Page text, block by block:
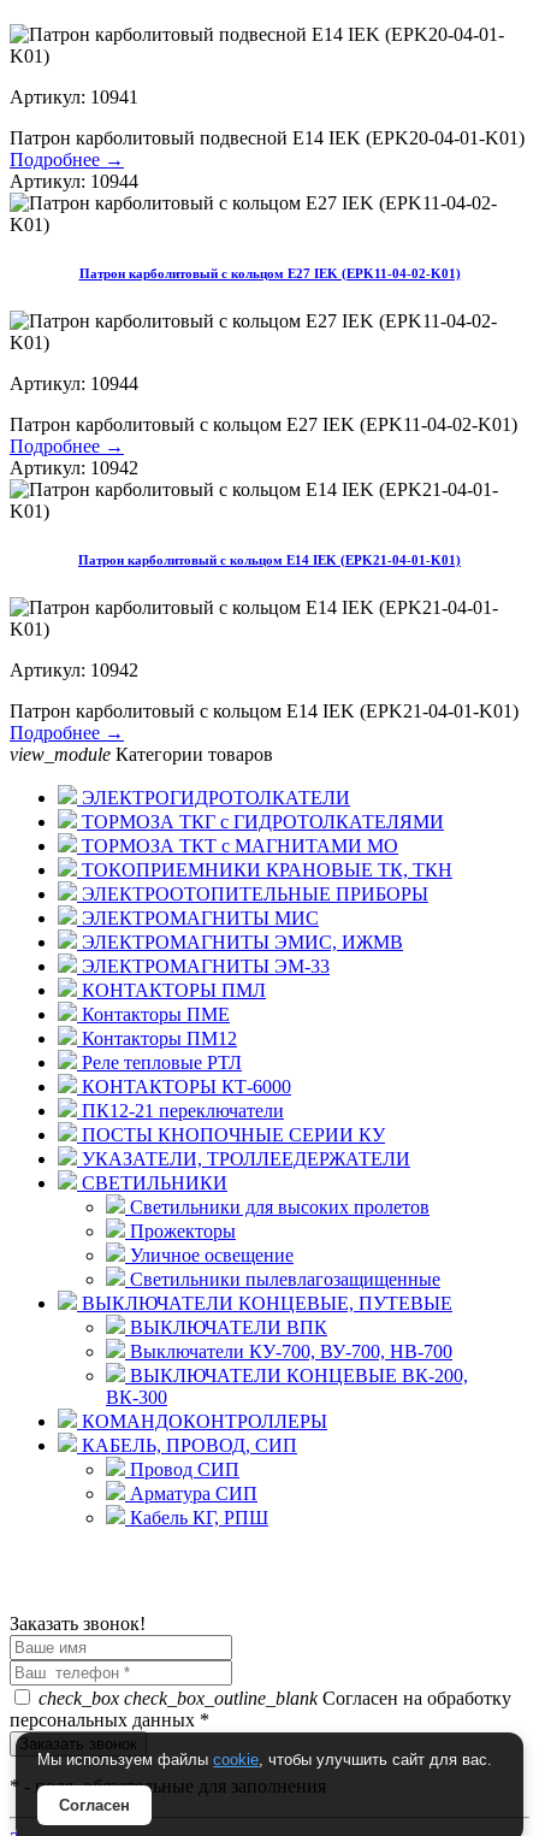
Артикул: 10941
Патрон карболитовый подвесной Е14 IEK (EPK20-04-01-K01)
Подробнее →
Артикул: 10944
Патрон карболитовый с кольцом Е27 IEK (EPK11-04-02-K01)
Артикул: 10944
Патрон карболитовый с кольцом Е27 IEK (EPK11-04-02-K01)
Подробнее →
Артикул: 10942
Патрон карболитовый с кольцом Е14 IEK (EPK21-04-01-K01)
Артикул: 10942
Патрон карболитовый с кольцом Е14 IEK (EPK21-04-01-K01)
Подробнее →
view_module Категории товаров
ЭЛЕКТРОГИДРОТОЛКАТЕЛИ
ТОРМОЗА ТКГ с ГИДРОТОЛКАТЕЛЯМИ
ТОРМОЗА ТКТ с МАГНИТАМИ МО
ТОКОПРИЕМНИКИ КРАНОВЫЕ ТК, ТКН
ЭЛЕКТРООТОПИТЕЛЬНЫЕ ПРИБОРЫ
ЭЛЕКТРОМАГНИТЫ МИС
ЭЛЕКТРОМАГНИТЫ ЭМИС, ИЖМВ
ЭЛЕКТРОМАГНИТЫ ЭМ-33
КОНТАКТОРЫ ПМЛ
Контакторы ПМЕ
Контакторы ПМ12
Реле тепловые РТЛ
КОНТАКТОРЫ КТ-6000
ПК12-21 переключатели
ПОСТЫ КНОПОЧНЫЕ СЕРИИ КУ
УКАЗАТЕЛИ, ТРОЛЛЕЕДЕРЖАТЕЛИ
СВЕТИЛЬНИКИ
Светильники для высоких пролетов
Прожекторы
Уличное освещение
Светильники пылевлагозащищенные
ВЫКЛЮЧАТЕЛИ КОНЦЕВЫЕ, ПУТЕВЫЕ
ВЫКЛЮЧАТЕЛИ ВПК
Выключатели КУ-700, ВУ-700, НВ-700
ВЫКЛЮЧАТЕЛИ КОНЦЕВЫЕ ВК-200,
ВК-300
КОМАНДОКОНТРОЛЛЕРЫ
КАБЕЛЬ, ПРОВОД, СИП
Провод СИП
Арматура СИП
Кабель КГ, РПШ
Мы используем файлыcookie, чтобы улучшить сайт для вас.
Согласен
Заказать звонок!
check_box check_box_outline_blankСогласен на обработку
персональных данных *
* - поля, обязательные для заполнения